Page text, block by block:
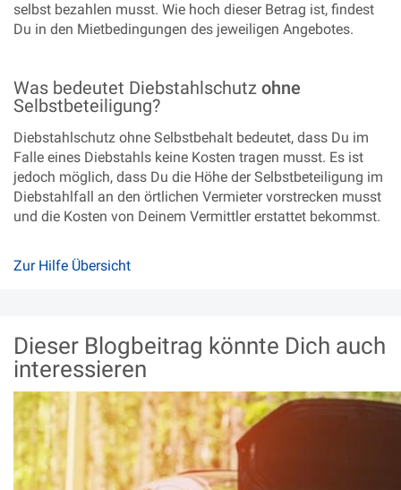
selbst bezahlen musst. Wie hoch dieser Betrag ist, findest
Du in den Mietbedingungen des jeweiligen Angebotes.
Was bedeutet Diebstahlschutz ohne
Selbstbeteiligung?
Diebstahlschutz ohne Selbstbehalt bedeutet, dass Du im
Falle eines Diebstahls keine Kosten tragen musst. Es ist
jedoch möglich, dass Du die Höhe der Selbstbeteiligung im
Diebstahlfall an den örtlichen Vermieter vorstrecken musst
und die Kosten von Deinem Vermittler erstattet bekommst.
Zur Hilfe Übersicht
Dieser Blogbeitrag könnte Dich auch
interessieren